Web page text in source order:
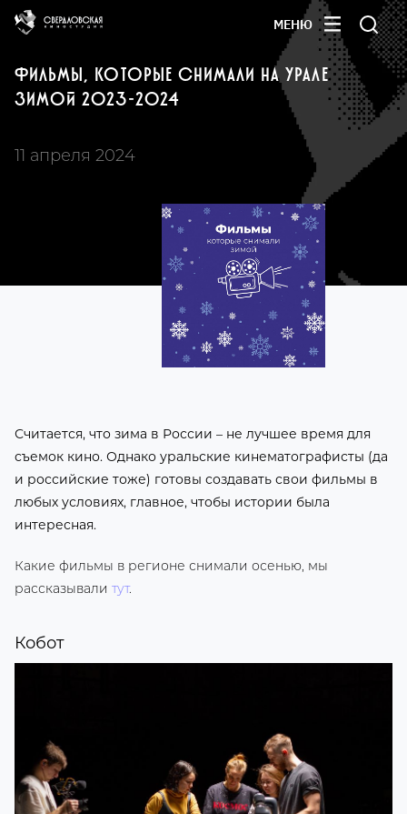
МЕНЮ
ФИЛЬМЫ, КОТОРЫЕ СНИМАЛИ НА УРАЛЕ
ЗИМОЙ 2023-2024
11 апреля 2024
Считается, что зима в России – не лучшее время для
съемок кино. Однако уральские кинематографисты (да
и российские тоже) готовы создавать свои фильмы в
любых условиях, главное, чтобы истории была
интересная.
Какие фильмы в регионе снимали осенью, мы
рассказывали тут.
Кобот